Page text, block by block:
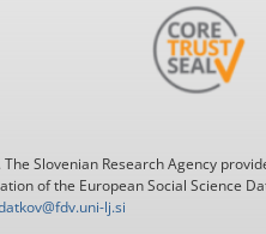
The Slovenian Research Agency
of the European Social Science
lj.si